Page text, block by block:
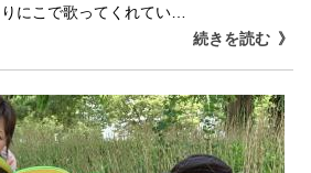
にこで歌ってくれてい…
続きを読む